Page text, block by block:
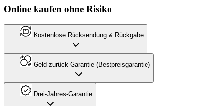
Online kaufen ohne Risiko
Kostenlose Rücksendung & Rückgabe
Geld-zurück-Garantie (Bestpreisgarantie)
Drei-Jahres-Garantie